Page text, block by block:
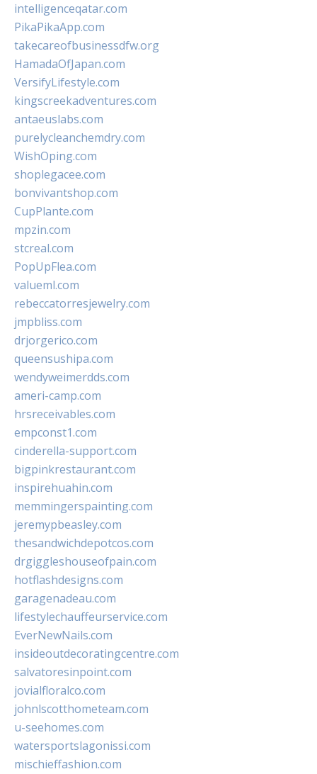
intelligenceqatar.com
PikaPikaApp.com
takecareofbusinessdfw.org
HamadaOfJapan.com
VersifyLifestyle.com
kingscreekadventures.com
antaeuslabs.com
purelycleanchemdry.com
WishOping.com
shoplegacee.com
bonvivantshop.com
CupPlante.com
mpzin.com
stcreal.com
PopUpFlea.com
valueml.com
rebeccatorresjewelry.com
jmpbliss.com
drjorgerico.com
queensushipa.com
wendyweimerdds.com
ameri-camp.com
hrsreceivables.com
empconst1.com
cinderella-support.com
bigpinkrestaurant.com
inspirehuahin.com
memmingerspainting.com
jeremypbeasley.com
thesandwichdepotcos.com
drgiggleshouseofpain.com
hotflashdesigns.com
garagenadeau.com
lifestylechauffeurservice.com
EverNewNails.com
insideoutdecoratingcentre.com
salvatoresinpoint.com
jovialfloralco.com
johnlscotthometeam.com
u-seehomes.com
watersportslagonissi.com
mischieffashion.com